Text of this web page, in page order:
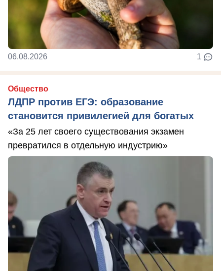
06.08.2026 1
Общество
ЛДПР против ЕГЭ: образование
становится привилегией для богатых
«За 25 лет своего существования экзамен
превратился в отдельную индустрию»